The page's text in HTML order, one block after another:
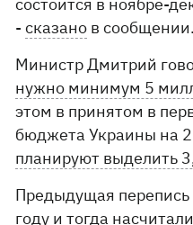
-сказано в сообщении.
Министр Дмитрий
нужно минимум 5
этом в принятом в
бюджета Украины на
планируют выделить
Предыдущая
году и тогда